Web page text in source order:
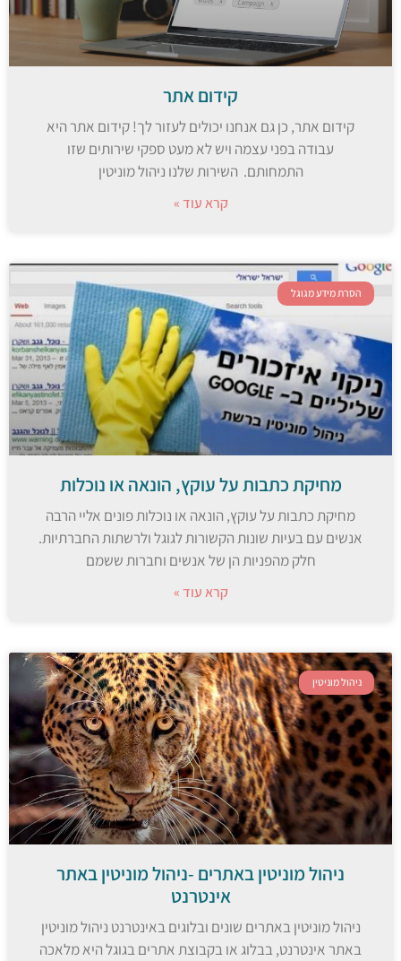
קידום אתר
קידום אתר, כן גם אנחנו יכולים לעזור לך! קידום אתר היא
עבודה בפני עצמה ויש לא מעט ספקי שירותים שזו
התמחותם. השירות שלנו ניהול מוניטין
קרא עוד »
הסרת מידע מגוגל
מחיקת כתבות על עוקץ, הונאה או נוכלות
מחיקת כתבות על עוקץ, הונאה או נוכלות פונים אליי הרבה
אנשים עם בעיות שונות הקשורות לגוגל ולרשתות החברתיות.
חלק מהפניות הן של אנשים וחברות ששמם
קרא עוד »
ניהול מוניטין
ניהול מוניטין באתרים -ניהול מוניטין באתר
אינטרנט
ניהול מוניטין באתרים שונים ובלוגים באינטרנט ניהול מוניטין
באתר אינטרנט, בבלוג או בקבוצת אתרים בגוגל היא מלאכה